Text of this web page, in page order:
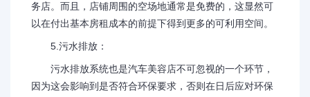
务店。而且，店铺周围的空场地通常是免费的，这显然可
以在付出基本房租成本的前提下得到更多的可利用空间。
5.污水排放：
污水排放系统也是汽车美容店不可忽视的一个环节，
因为这会影响到是否符合环保要求，否则在日后应对环保